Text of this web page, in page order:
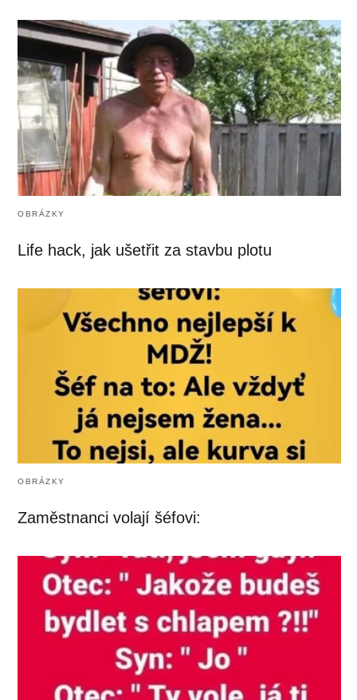
OBRÁZKY
Life hack, jak ušetřit za stavbu plotu
OBRÁZKY
Zaměstnanci volají šéfovi: